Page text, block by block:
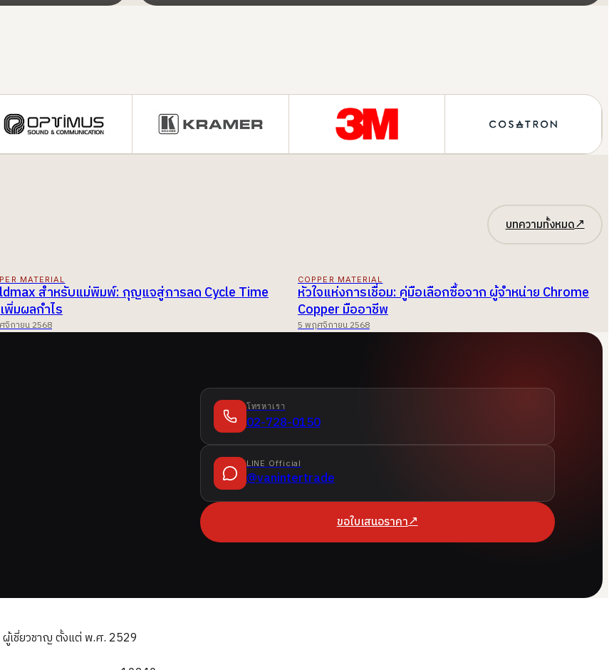
บทความทั้งหมด↗
MATERIAL
สำหรับแม่พิมพ์: กุญแจสู่การลด Cycle Time
พิ่มผลกำไร
จิกายน 2568
COPPER MATERIAL
หัวใจแห่งการเชื่อม: คู่มือเลือกซื้อจาก ผู้จำหน่าย Chrome
Copper มืออาชีพ
5 พฤศจิกายน 2568
โทรหาเรา
02-728-0150
LINE Official
@vanintertrade
ขอใบเสนอราคา↗
เชี่ยวชาญ ตั้งแต่ พ.ศ. 2529